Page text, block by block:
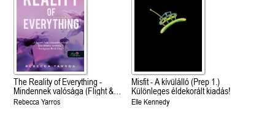
The Reality of Everything -
Mindennek valósága (Flight &
Glory 5.)
Rebecca Yarros
Misfit - A kívülálló (Prep 1.)
Különleges éldekorált kiadás!
Elle Kennedy